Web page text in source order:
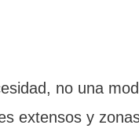
no una
extensos y